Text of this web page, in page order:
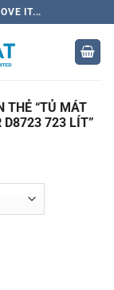
IT...
THẺ “TỦ MÁT
D8723 723 LÍT”